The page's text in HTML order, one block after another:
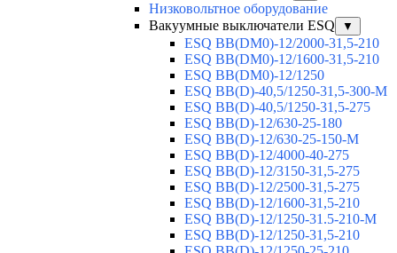
Низковольтное оборудование
Вакуумные выключатели ESQ
▼
ESQ ВВ(DM0)-12/2000-31,5-210
ESQ ВВ(DM0)-12/1600-31,5-210
ESQ ВВ(DM0)-12/1250
ESQ ВВ(D)-40,5/1250-31,5-300-М
ESQ ВВ(D)-40,5/1250-31,5-275
ESQ ВВ(D)-12/630-25-180
ESQ ВВ(D)-12/630-25-150-М
ESQ ВВ(D)-12/4000-40-275
ESQ ВВ(D)-12/3150-31,5-275
ESQ ВВ(D)-12/2500-31,5-275
ESQ ВВ(D)-12/1600-31,5-210
ESQ ВВ(D)-12/1250-31.5-210-М
ESQ ВВ(D)-12/1250-31,5-210